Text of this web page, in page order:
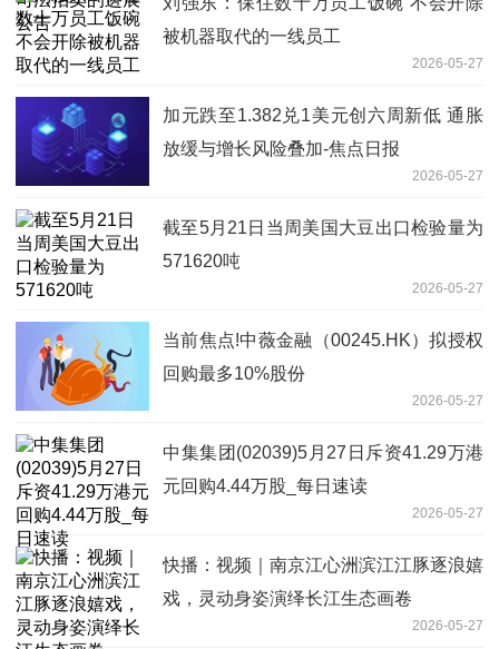
被机器取代的一线员工
2026-05-27
加元跌至1.382兑1美元创六周新低 通胀
放缓与增长风险叠加-焦点日报
2026-05-27
截至5月21日当周美国大豆出口检验量为
571620吨
2026-05-27
当前焦点!中薇金融（00245.HK）拟授权
回购最多10%股份
2026-05-27
中集集团(02039)5月27日斥资41.29万港
元回购4.44万股_每日速读
2026-05-27
快播：视频｜南京江心洲滨江江豚逐浪嬉
戏，灵动身姿演绎长江生态画卷
2026-05-27